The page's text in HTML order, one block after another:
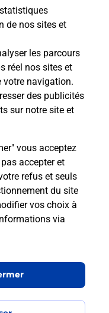
de nos sites et
les parcours
réel nos sites et
navigation.
des publicités
sur notre site et
vous acceptez
accepter et
refus et seuls
du site
vos choix à
via
de contact
posées
mon
?
de la 5G
mon forfait
?